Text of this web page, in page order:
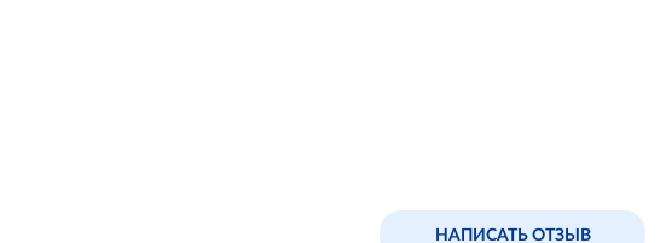
НАПИСАТЬ ОТЗЫВ